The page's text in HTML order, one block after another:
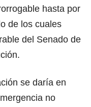
hasta por
de los cuales
del Senado de
se daría en
no